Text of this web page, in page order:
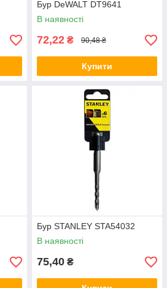
Бур DeWALT DT9641
В наявності
72,22 ₴ 90,48 ₴
Купити
Бур STANLEY STA54032
В наявності
75,40 ₴